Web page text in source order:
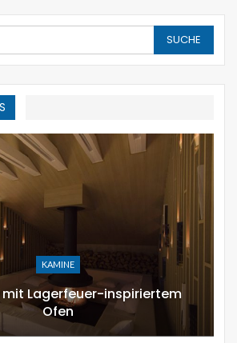
URLAUB DEKOR
Möglichkeiten,
Kürbisgewächs zu…